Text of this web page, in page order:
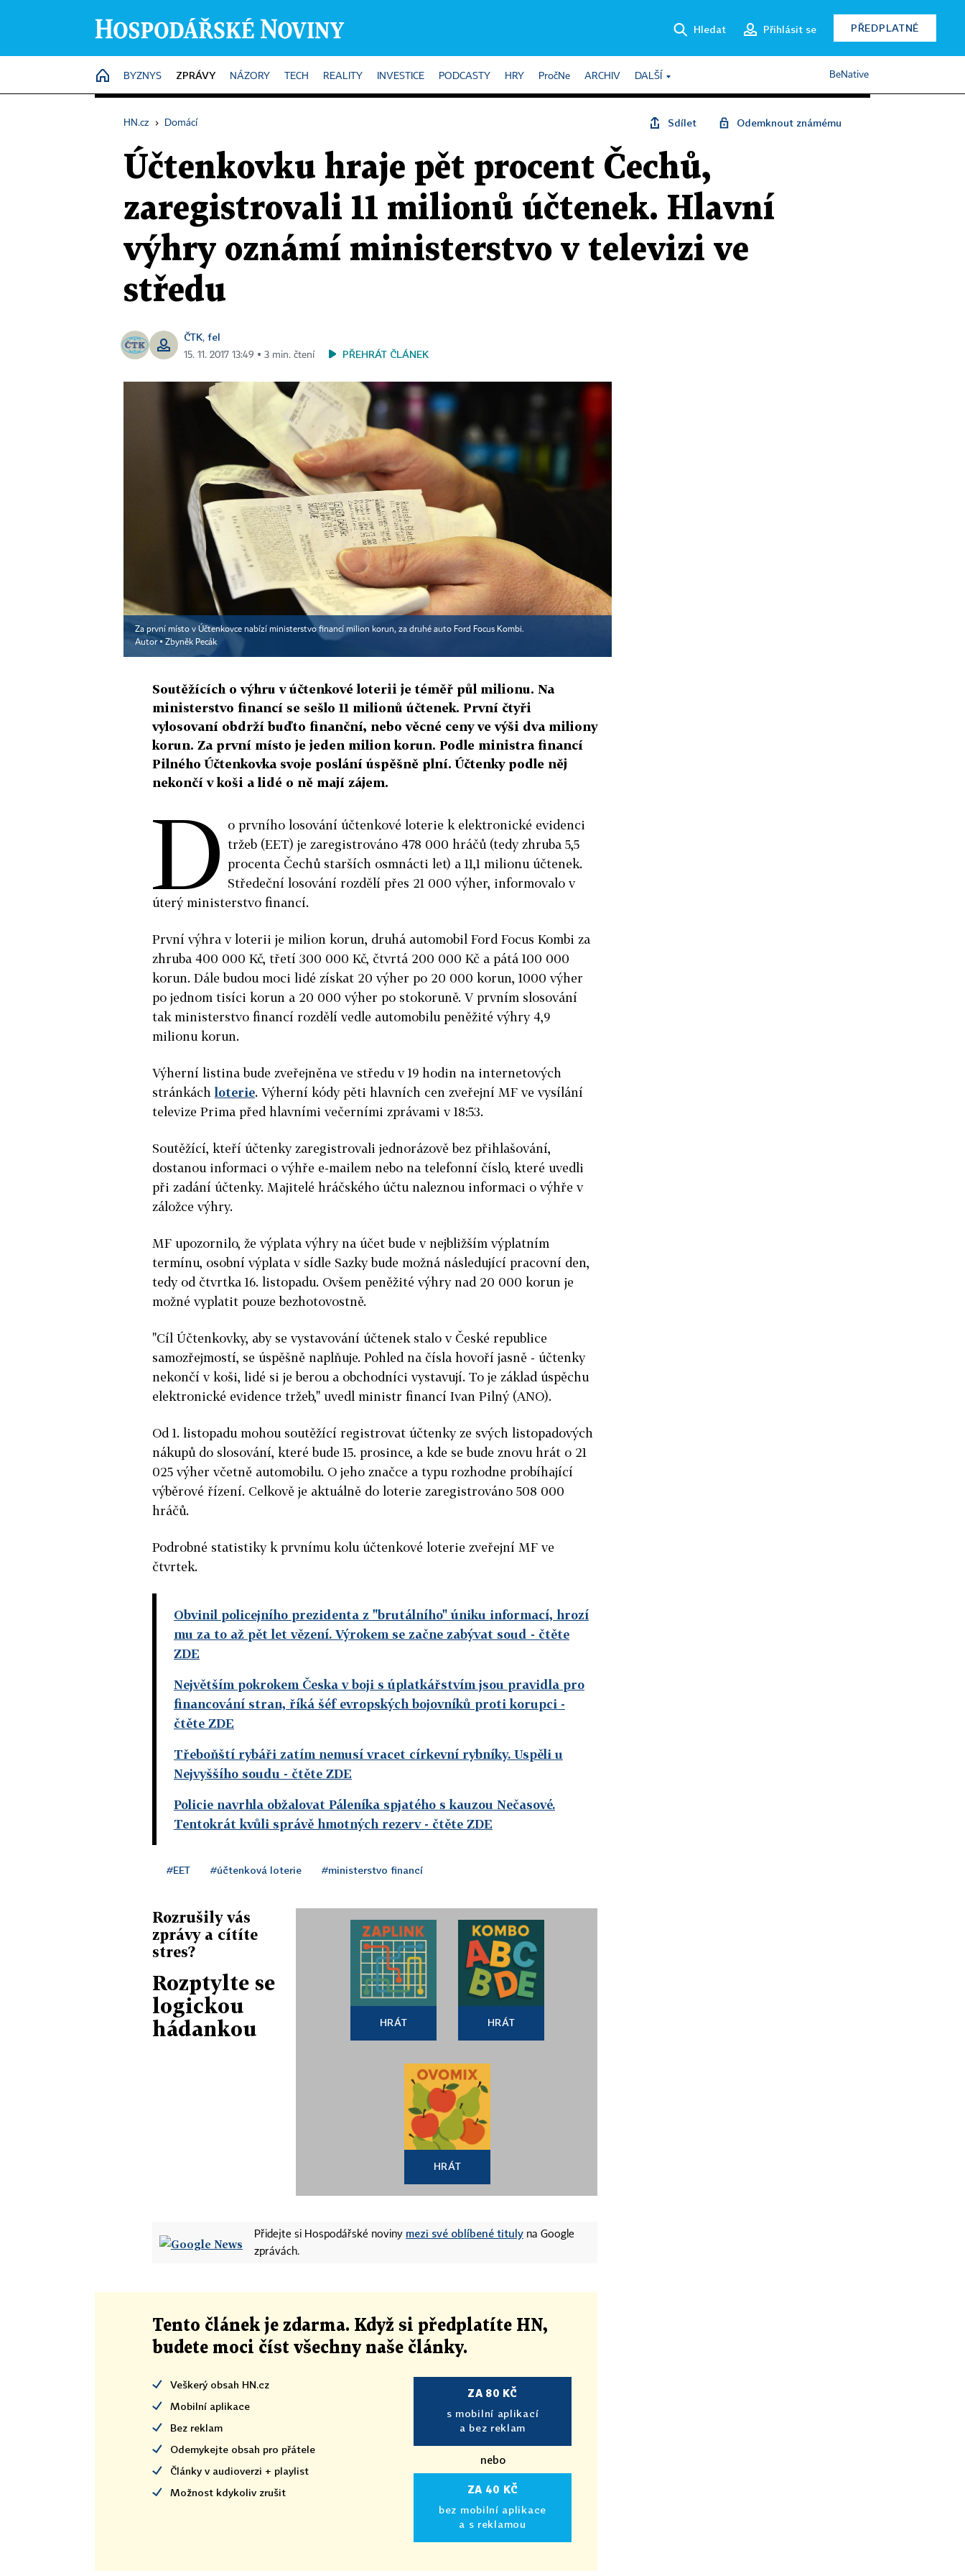
Hledat Přihlásit se PŘEDPLATNÉ
HOME
BYZNYS ZPRÁVY NÁZORY TECH REALITY INVESTICE PODCASTY HRY PročNe ARCHIV DALŠÍ BeNative
HN.cz › Domácí Sdílet Odemknout známému
Účtenkovku hraje pět procent Čechů,
zaregistrovali 11 milionů účtenek. Hlavní
výhry oznámí ministerstvo v televizi ve
středu
ČTK, fel
15. 11. 2017 13:49 ▪ 3 min. čtení PŘEHRÁT ČLÁNEK
Za první místo v Účtenkovce nabízí ministerstvo financí milion korun, za druhé auto Ford Focus Kombi.
Autor ▪Zbyněk Pecák
Soutěžících o výhru v účtenkové loterii je téměř půl milionu. Na
ministerstvo financí se sešlo 11 milionů účtenek. První čtyři
vylosovaní obdrží buďto finanční, nebo věcné ceny ve výši dva miliony
korun. Za první místo je jeden milion korun. Podle ministra financí
Pilného Účtenkovka svoje poslání úspěšně plní. Účtenky podle něj
nekončí v koši a lidé o ně mají zájem.
D o prvního losování účtenkové loterie k elektronické evidenci
tržeb (EET) je zaregistrováno 478 000 hráčů (tedy zhruba 5,5
procenta Čechů starších osmnácti let) a 11,1 milionu účtenek.
Středeční losování rozdělí přes 21 000 výher, informovalo v
úterý ministerstvo financí.
První výhra v loterii je milion korun, druhá automobil Ford Focus Kombi za
zhruba 400 000 Kč, třetí 300 000 Kč, čtvrtá 200 000 Kč a pátá 100 000
korun. Dále budou moci lidé získat 20 výher po 20 000 korun, 1000 výher
po jednom tisíci korun a 20 000 výher po stokoruně. V prvním slosování
tak ministerstvo financí rozdělí vedle automobilu peněžité výhry 4,9
milionu korun.
Výherní listina bude zveřejněna ve středu v 19 hodin na internetových
stránkách loterie. Výherní kódy pěti hlavních cen zveřejní MF ve vysílání
televize Prima před hlavními večerními zprávami v 18:53.
Soutěžící, kteří účtenky zaregistrovali jednorázově bez přihlašování,
dostanou informaci o výhře e-mailem nebo na telefonní číslo, které uvedli
při zadání účtenky. Majitelé hráčského účtu naleznou informaci o výhře v
záložce výhry.
MF upozornilo, že výplata výhry na účet bude v nejbližším výplatním
termínu, osobní výplata v sídle Sazky bude možná následující pracovní den,
tedy od čtvrtka 16. listopadu. Ovšem peněžité výhry nad 20 000 korun je
možné vyplatit pouze bezhotovostně.
"Cíl Účtenkovky, aby se vystavování účtenek stalo v České republice
samozřejmostí, se úspěšně naplňuje. Pohled na čísla hovoří jasně - účtenky
nekončí v koši, lidé si je berou a obchodníci vystavují. To je základ úspěchu
elektronické evidence tržeb," uvedl ministr financí Ivan Pilný (ANO).
Od 1. listopadu mohou soutěžící registrovat účtenky ze svých listopadových
nákupů do slosování, které bude 15. prosince, a kde se bude znovu hrát o 21
025 výher včetně automobilu. O jeho značce a typu rozhodne probíhající
výběrové řízení. Celkově je aktuálně do loterie zaregistrováno 508 000
hráčů.
Podrobné statistiky k prvnímu kolu účtenkové loterie zveřejní MF ve
čtvrtek.
Obvinil policejního prezidenta z "brutálního" úniku informací, hrozí
mu za to až pět let vězení. Výrokem se začne zabývat soud - čtěte
ZDE
Největším pokrokem Česka v boji s úplatkářstvím jsou pravidla pro
financování stran, říká šéf evropských bojovníků proti korupci -
čtěte ZDE
Třeboňští rybáři zatím nemusí vracet církevní rybníky. Uspěli u
Nejvyššího soudu - čtěte ZDE
Policie navrhla obžalovat Páleníka spjatého s kauzou Nečasové.
Tentokrát kvůli správě hmotných rezerv- čtěte ZDE
#EET #účtenková loterie #ministerstvo financí
Rozrušily vás
zprávy a cítíte
stres?
Rozptylte se
logickou
hádankou
HRÁT HRÁT
HRÁT
Přidejte si Hospodářské noviny mezi své oblíbené tituly na Google
zprávách.
Tento článek je zdarma. Když si předplatíte HN,
budete moci číst všechny naše články.
Veškerý obsah HN.cz
Mobilní aplikace
Bez reklam
Odemykejte obsah pro přátele
Články v audioverzi + playlist
Možnost kdykoliv zrušit
ZA 80 KČ
s mobilní aplikací
a bez reklam
nebo
ZA 40 KČ
bez mobilní aplikace
a s reklamou